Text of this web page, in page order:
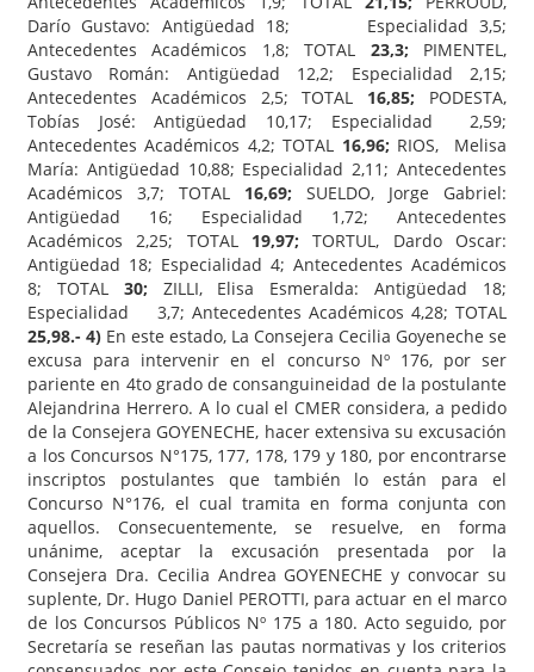
Darío Gustavo: Antigüedad 18; Especialidad 3,5;
Antecedentes Académicos 1,8; TOTAL
23,3; PIMENTEL,
Gustavo Román: Antigüedad 12,2; Especialidad 2,15;
Antecedentes Académicos 2,5; TOTAL
16,85; PODESTA,
Tobías José: Antigüedad 10,17; Especialidad 2,59;
Antecedentes Académicos 4,2; TOTAL
16,96; RIOS, Melisa
María: Antigüedad 10,88; Especialidad 2,11; Antecedentes
Académicos 3,7; TOTAL
16,69; SUELDO, Jorge Gabriel:
Antigüedad 16; Especialidad 1,72; Antecedentes
Académicos 2,25; TOTAL
19,97;TORTUL, Dardo Oscar:
Antigüedad 18; Especialidad 4; Antecedentes Académicos
8; TOTAL 30; ZILLI, Elisa Esmeralda: Antigüedad 18;
Especialidad 3,7; Antecedentes Académicos 4,28; TOTAL
25,98.- 4) En este estado, La Consejera Cecilia Goyeneche se
excusa para intervenir en el concurso Nº 176, por ser
pariente en 4to grado de consanguineidad de la postulante
Alejandrina Herrero. A lo cual el CMER considera, a pedido
de la Consejera GOYENECHE, hacer extensiva su excusación
a los Concursos N°175, 177, 178, 179 y 180, por encontrarse
inscriptos postulantes que también lo están para el
Concurso N°176, el cual tramita en forma conjunta con
aquellos. Consecuentemente, se resuelve, en forma
unánime, aceptar la excusación presentada por la
Consejera Dra. Cecilia Andrea GOYENECHE y convocar su
suplente, Dr. Hugo Daniel PEROTTI, para actuar en el marco
de los Concursos Públicos Nº 175 a 180. Acto seguido, por
Secretaría se reseñan las pautas normativas y los criterios